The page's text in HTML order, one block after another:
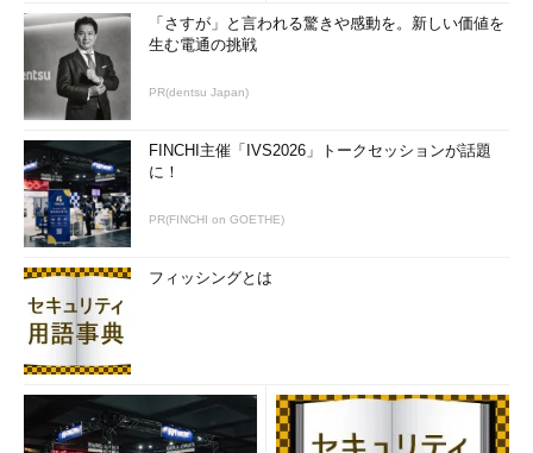
「さすが」と言われる驚きや感動を。新しい価値を
生む電通の挑戦
PR(dentsu Japan)
FINCHI主催「IVS2026」トークセッションが話題
に！
PR(FINCHI on GOETHE)
フィッシングとは